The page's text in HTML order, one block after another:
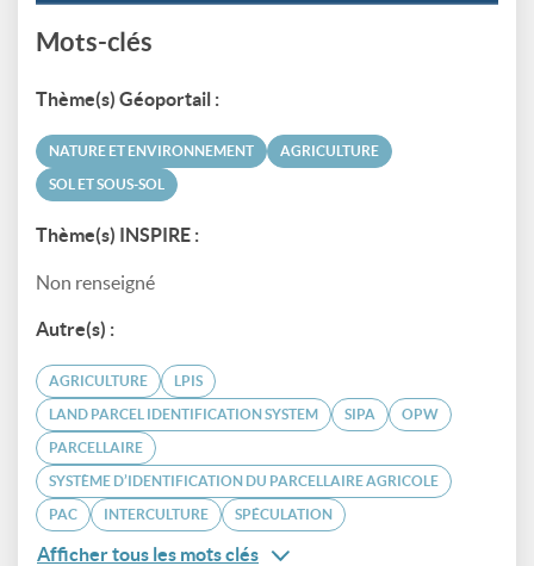
Mots-clés
Thème(s) Géoportail :
NATURE ET ENVIRONNEMENT AGRICULTURE
SOL ET SOUS-SOL
Thème(s) INSPIRE :
Non renseigné
Autre(s) :
AGRICULTURE LPIS
LAND PARCEL IDENTIFICATION SYSTEM SIPA OPW
PARCELLAIRE
SYSTÈME D’IDENTIFICATION DU PARCELLAIRE AGRICOLE
PAC INTERCULTURE SPÉCULATION
Afficher tous les mots clés